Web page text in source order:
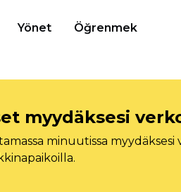
Yönet Öğrenmek
myydäksesi
minuutissa myydäksesi